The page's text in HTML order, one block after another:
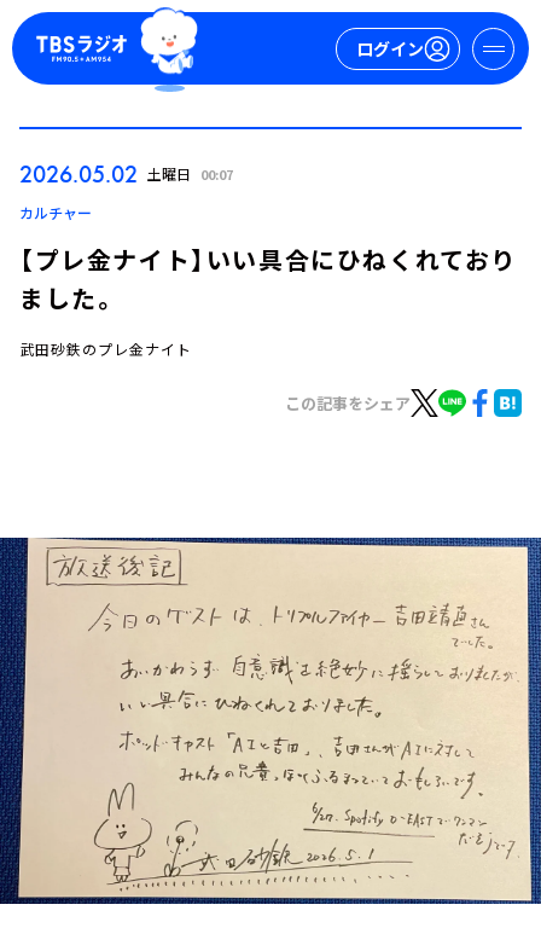
ログイン
お知らせ
イベント・グッズ
YouTube
会社情報
2026.05.02 土曜日 00:07
カルチャー
【プレ金ナイト】いい具合にひねくれており
ました。
武田砂鉄のプレ金ナイト
この記事をシェア